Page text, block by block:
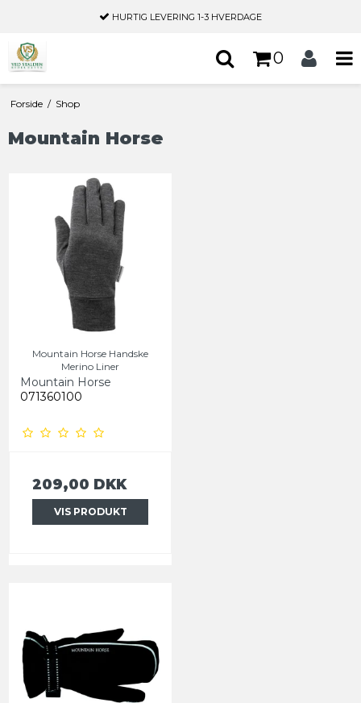
HURTIG LEVERING 1-3 HVERDAGE
0
Forside / Shop
Mountain Horse
Mountain Horse Handske
Merino Liner
Mountain Horse
071360100
209,00 DKK
VIS PRODUKT